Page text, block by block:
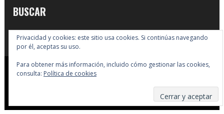
BUSCAR
Copyright © 2005-2026 Big In Finland
Privacidad y cookies: este sitio usa cookies. Si continúas navegando
por él, aceptas su uso.
Para obtener más información, incluido cómo gestionar las cookies,
consulta: Política de cookies